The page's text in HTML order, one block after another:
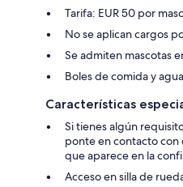
Tarifa: EUR 50 por
No se aplican cargos
Se admiten mascotas
Boles de comida y agua
Características
Si tienes algún
ponte en contacto con
que aparece en la
Acceso en silla de